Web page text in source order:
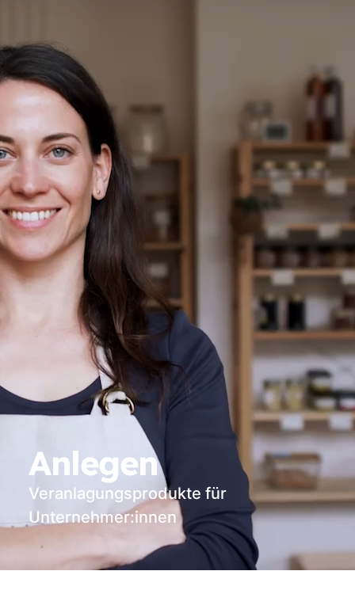
Anlegen
Veranlagungsprodukte für
Unternehmer:innen